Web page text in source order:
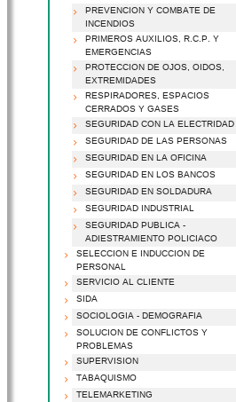
PREVENCION Y COMBATE DE
INCENDIOS
PRIMEROS AUXILIOS, R.C.P. Y
EMERGENCIAS
PROTECCION DE OJOS, OIDOS,
EXTREMIDADES
RESPIRADORES, ESPACIOS
CERRADOS Y GASES
SEGURIDAD CON LA ELECTRIDAD
SEGURIDAD DE LAS PERSONAS
SEGURIDAD EN LA OFICINA
SEGURIDAD EN LOS BANCOS
SEGURIDAD EN SOLDADURA
SEGURIDAD INDUSTRIAL
SEGURIDAD PUBLICA -
ADIESTRAMIENTO POLICIACO
SELECCION E INDUCCION DE
PERSONAL
SERVICIO AL CLIENTE
SIDA
SOCIOLOGIA - DEMOGRAFIA
SOLUCION DE CONFLICTOS Y
PROBLEMAS
SUPERVISION
TABAQUISMO
TELEMARKETING